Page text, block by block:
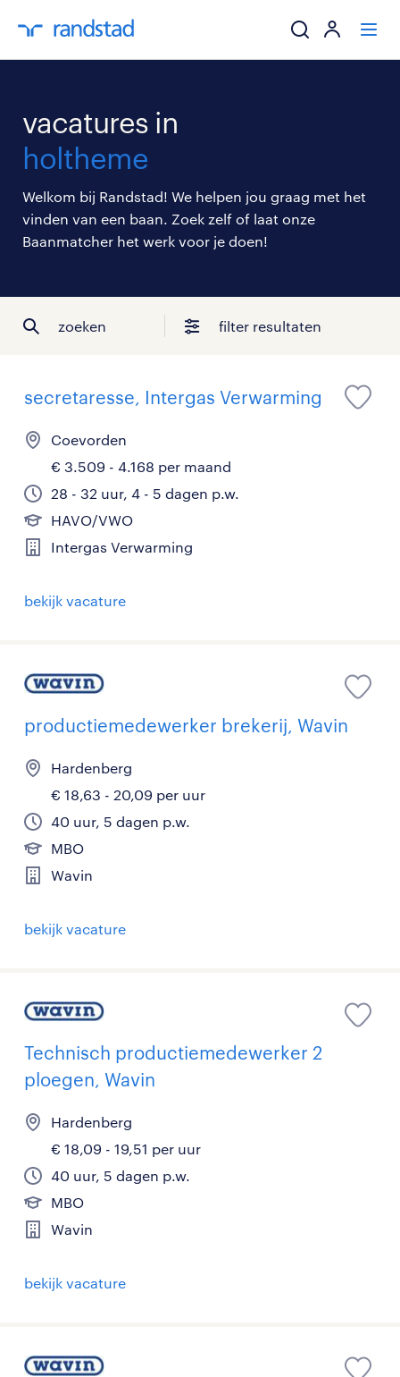
mijn carrière
over randstad
vacatures in
holtheme
Welkom bij Randstad! We helpen jou graag met het
vinden van een baan. Zoek zelf of laat onze
Baanmatcher het werk voor je doen!
zoeken filter resultaten
secretaresse, Intergas Verwarming
Coevorden
€ 3.509 - 4.168 per maand
28 - 32 uur, 4 - 5 dagen p.w.
HAVO/VWO
Intergas Verwarming
bekijk vacature
productiemedewerker brekerij, Wavin
Hardenberg
€ 18,63 - 20,09 per uur
40 uur, 5 dagen p.w.
MBO
Wavin
bekijk vacature
Technisch productiemedewerker 2
ploegen, Wavin
Hardenberg
€ 18,09 - 19,51 per uur
40 uur, 5 dagen p.w.
MBO
Wavin
bekijk vacature